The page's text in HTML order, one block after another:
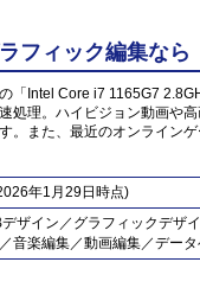
フィック編集なら
「Intel Core i7 1165G7
処理。ハイビジョン動画や
。また、最近のオンライン
年1月29日時点)
ザイン／グラフィックデザ
音楽編集／動画編集／デー